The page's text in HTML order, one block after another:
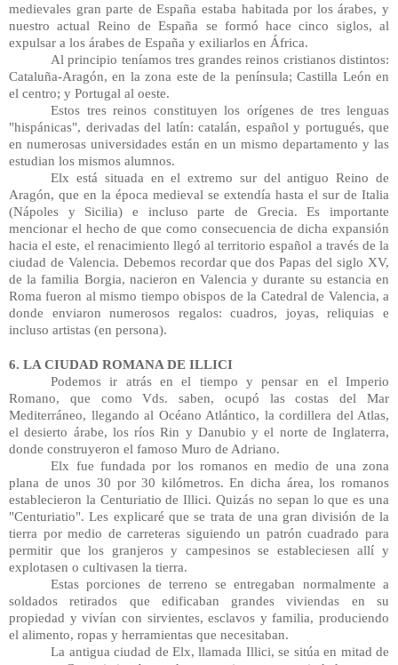
medievales gran parte de España estaba habitada por los árabes, y
nuestro actual Reino de España se formó hace cinco siglos, al
expulsar a los árabes de España y exiliarlos en África.
Al principio teníamos tres grandes reinos cristianos distintos:
Cataluña-Aragón, en la zona este de la península; Castilla León en
el centro; y Portugal al oeste.
Estos tres reinos constituyen los orígenes de tres lenguas
"hispánicas", derivadas del latín: catalán, español y portugués, que
en numerosas universidades están en un mismo departamento y las
estudian los mismos alumnos.
Elx está situada en el extremo sur del antiguo Reino de
Aragón, que en la época medieval se extendía hasta el sur de Italia
(Nápoles y Sicilia) e incluso parte de Grecia. Es importante
mencionar el hecho de que como consecuencia de dicha expansión
hacia el este, el renacimiento llegó al territorio español a través de la
ciudad de Valencia. Debemos recordar que dos Papas del siglo XV,
de la familia Borgia, nacieron en Valencia y durante su estancia en
Roma fueron al mismo tiempo obispos de la Catedral de Valencia, a
donde enviaron numerosos regalos: cuadros, joyas, reliquias e
incluso artistas (en persona).
6. LA CIUDAD ROMANA DE ILLICI
Podemos ir atrás en el tiempo y pensar en el Imperio
Romano, que como Vds. saben, ocupó las costas del Mar
Mediterráneo, llegando al Océano Atlántico, la cordillera del Atlas,
el desierto árabe, los ríos Rin y Danubio y el norte de Inglaterra,
donde construyeron el famoso Muro de Adriano.
Elx fue fundada por los romanos en medio de una zona
plana de unos 30 por 30 kilómetros. En dicha área, los romanos
establecieron la Centuriatio de Illici. Quizás no sepan lo que es una
"Centuriatio". Les explicaré que se trata de una gran división de la
tierra por medio de carreteras siguiendo un patrón cuadrado para
permitir que los granjeros y campesinos se estableciesen allí y
explotasen o cultivasen la tierra.
Estas porciones de terreno se entregaban normalmente a
soldados retirados que edificaban grandes viviendas en su
propiedad y vivían con sirvientes, esclavos y familia, produciendo
el alimento, ropas y herramientas que necesitaban.
La antigua ciudad de Elx, llamada Illici, se sitúa en mitad de